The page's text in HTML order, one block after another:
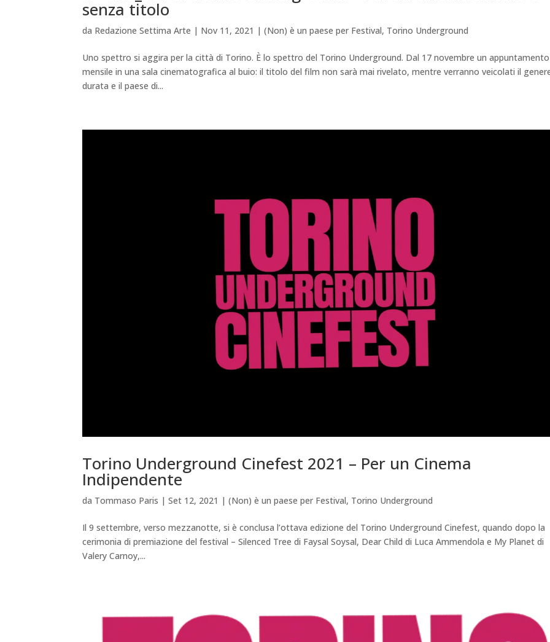
senza titolo
da Redazione Settima Arte | Nov 11, 2021 |(Non) è un paese per Festival, Torino Underground
Uno spettro si aggira per la città di Torino. È lo spettro del Torino Underground. Dal 17 novembre un appuntamento
mensile in una sala cinematografica al buio: il titolo del film non sarà mai rivelato, mentre verranno veicolati il
durata e il paese di...
Torino Underground Cinefest 2021 – Per un Cinema
Indipendente
da Tommaso Paris |Set 12, 2021 |(Non) è un paese per Festival, Torino Underground
Il 9 settembre, verso mezzanotte, si è conclusa l’ottava edizione del Torino Underground Cinefest, quando dopo la
cerimonia di premiazione del festival – Silenced Tree di Faysal Soysal, Dear Child di Luca Ammendola e My Planet di
Valery Carnoy,...